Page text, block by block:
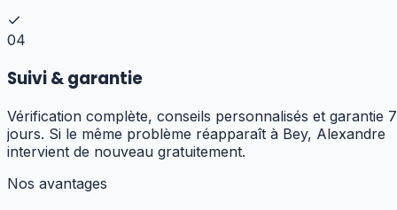
04
Suivi & garantie
Vérification complète, conseils personnalisés et garantie 7
jours. Si le même problème réapparaît à Bey, Alexandre
intervient de nouveau gratuitement.
Nos avantages